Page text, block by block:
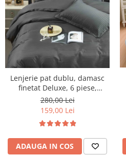
Lenjerie pat dublu, damasc
finetat Deluxe, 6 piese,
cearceaf pat cu elastic, Gri
Inchis
280,00 Lei
159,00 Lei
ADAUGA IN COS